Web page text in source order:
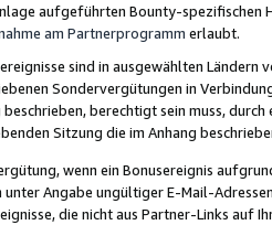
aufgeführten Bounty-spezifischen
am Partnerprogramm erlaubt.
sind in ausgewählten Ländern
Sondervergütungen in
beschrieben, berechtigt sein muss,
Sitzung die im Anhang
wenn ein Bonusereignis
unter Angabe ungültiger E-Mail-
die nicht aus Partner-Links auf